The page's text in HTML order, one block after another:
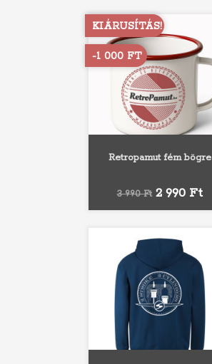
Retropamut fém bögre
Normál
ár
3 990 Ft Ár
2 990 Ft
KIÁRUSÍTÁS!
-1 000 FT